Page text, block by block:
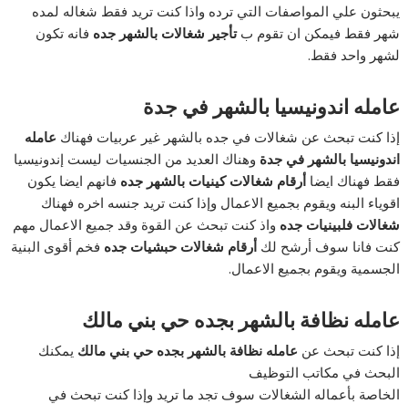
يبحثون علي المواصفات التي ترده واذا كنت تريد فقط شغاله لمده
شهر فقط فيمكن ان تقوم بتأجير شغالات بالشهر جده فانه تكون
لشهر واحد فقط.
عامله اندونيسيا بالشهر في جدة
إذا كنت تبحث عن شغالات في جده بالشهر غير عربيات فهناك عامله
اندونيسيا بالشهر في جدة وهناك العديد من الجنسيات ليست إندونيسيا
فقط فهناك ايضاأرقام شغالات كينيات بالشهر جده فانهم ايضا يكون
اقوياء البنه ويقوم بجميع الاعمال وإذا كنت تريد جنسه اخره فهناك
شغالات فلبينيات جده واذ كنت تبحث عن القوة وقد جميع الاعمال مهم
كنت فانا سوف أرشح لكأرقام شغالات حبشيات جده فخم أقوى البنية
الجسمية ويقوم بجميع الاعمال.
عامله نظافة بالشهر بجده حي بني مالك
إذا كنت تبحث عن عامله نظافة بالشهر بجده حي بني مالك يمكنك
البحث في مكاتب التوظيف
الخاصة بأعماله الشغالات سوف تجد ما تريد وإذا كنت تبحث في